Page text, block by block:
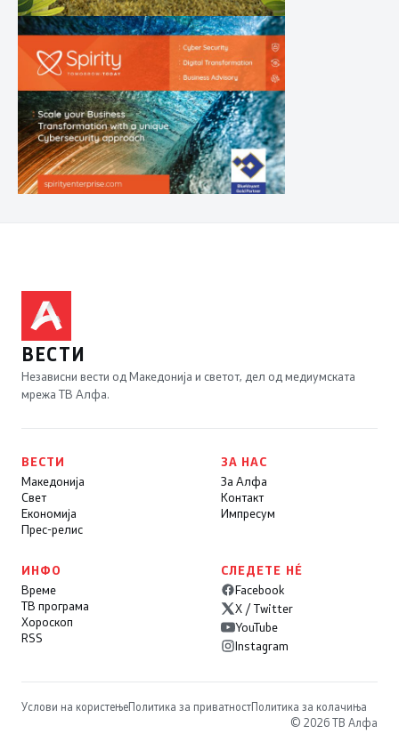
ВЕСТИ
Независни вести од Македонија и светот, дел од медиумската
мрежа ТВ Алфа.
ВЕСТИ
Македонија
Свет
Економија
Прес-релис
ЗА НАС
За Алфа
Контакт
Импресум
ИНФО
Време
ТВ програма
Хороскоп
RSS
СЛЕДЕТЕ НÉ
Facebook
X / Twitter
YouTube
Instagram
Услови на користењеПолитика за приватностПолитика за колачиња
© 2026 ТВ Алфа